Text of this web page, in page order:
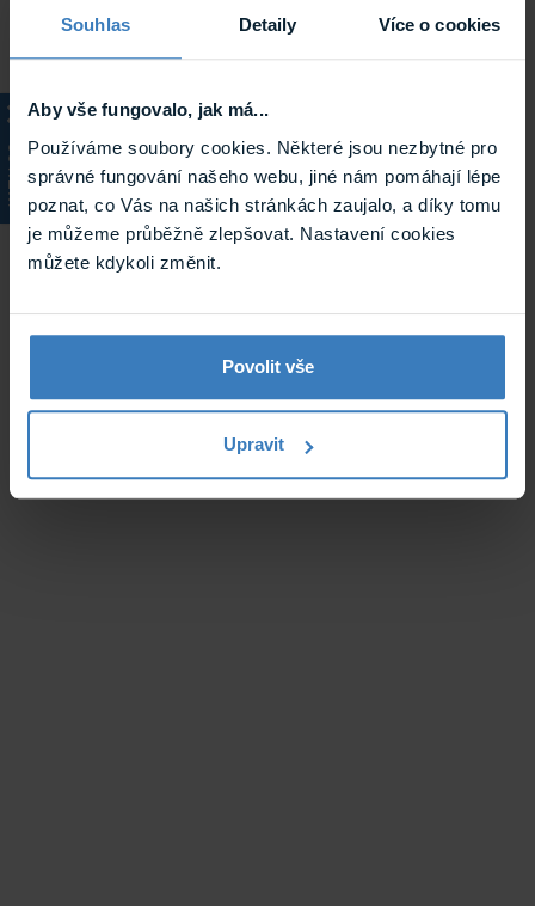
Souhlas Detaily Více o cookies
Aby vše fungovalo, jak má...
Používáme soubory cookies. Některé jsou nezbytné pro
správné fungování našeho webu, jiné nám pomáhají lépe
poznat, co Vás na našich stránkách zaujalo, a díky tomu
je můžeme průběžně zlepšovat. Nastavení cookies
můžete kdykoli změnit.
Povolit vše
Upravit
KATALOG